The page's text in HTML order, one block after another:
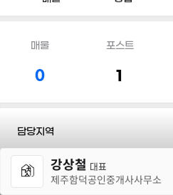
매물
0
포스트
1
담당지역
전문유형강상철 대표
제주함덕공인중개사사무소